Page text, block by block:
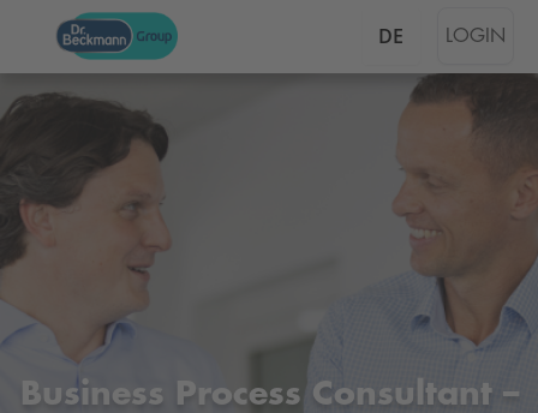
DE LOGIN
Business Process Consultant –